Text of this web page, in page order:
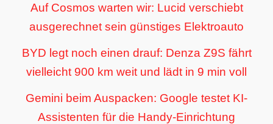
Auf Cosmos warten wir: Lucid verschiebt
ausgerechnet sein günstiges Elektroauto
BYD legt noch einen drauf: Denza Z9S fährt
vielleicht 900 km weit und lädt in 9 min voll
Gemini beim Auspacken: Google testet KI-
Assistenten für die Handy-Einrichtung